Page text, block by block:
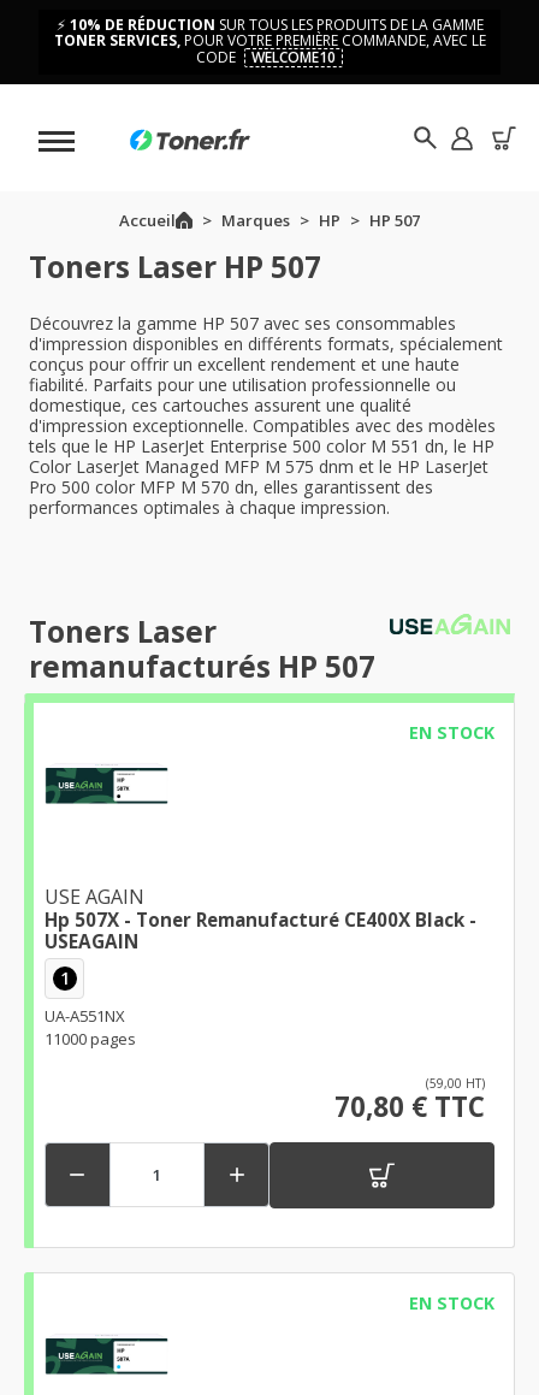
⚡ 10% DE RÉDUCTION SUR TOUS LES PRODUITS DE LA GAMME
TONER SERVICES,POUR VOTRE PREMIÈRE COMMANDE, AVEC LE
CODE
WELCOME10
Accueil Marques HP HP 507
Toners Laser HP 507
Découvrez la gamme HP 507 avec ses consommables
d'impression disponibles en différents formats, spécialement
conçus pour offrir un excellent rendement et une haute
fiabilité. Parfaits pour une utilisation professionnelle ou
domestique, ces cartouches assurent une qualité
d'impression exceptionnelle. Compatibles avec des modèles
tels que le HP LaserJet Enterprise 500 color M 551 dn, le HP
Color LaserJet Managed MFP M 575 dnm et le HP LaserJet
Pro 500 color MFP M 570 dn, elles garantissent des
performances optimales à chaque impression.
Toners Laser
remanufacturés HP 507
EN STOCK
USE AGAIN
Hp 507X - Toner Remanufacturé CE400X Black -
USEAGAIN
1
UA-A551NX
11000 pages
(59,00 HT)
70,80 € TTC
 
EN STOCK